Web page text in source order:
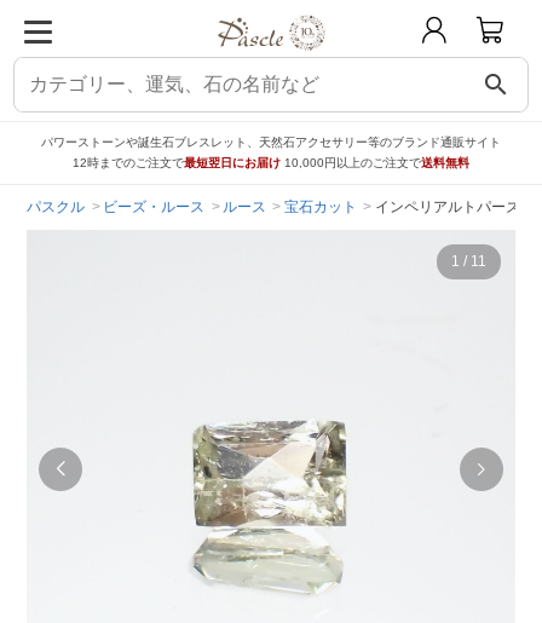
search
パワーストーンや誕生石ブレスレット、天然石アクセサリー等のブランド通販サイト
12時までのご注文で最短翌日にお届け 10,000円以上のご注文で送料無料
パスクル ビーズ・ルース ルース 宝石カット インペリアルトパーズ（
1 / 11